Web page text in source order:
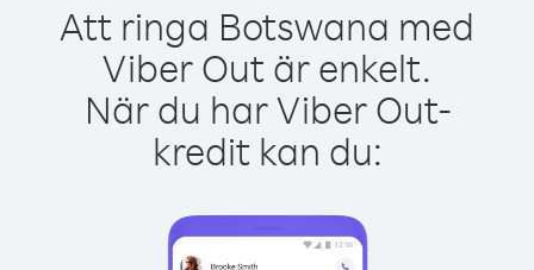
Att ringa Botswana med
Viber Out är enkelt.
När du har Viber Out-
kredit kan du: